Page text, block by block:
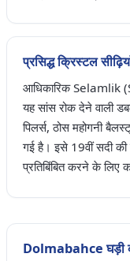
प्रसिद्ध क्रिस्टल
आधिकारिक Selamlik
यह सांस रोक देने वाली
पिलर्स, ठोस महोगनी
गई है। इसे 19वीं सदी की
प्रतिबिंबित करने के लिए
Dolmabahce घड़ी